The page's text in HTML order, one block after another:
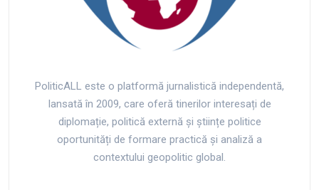
PoliticALL este o platformă jurnalistică independentă,
lansată în 2009, care oferă tinerilor interesați de
diplomație, politică externă și științe politice
oportunități de formare practică și analiză a
contextului geopolitic global.